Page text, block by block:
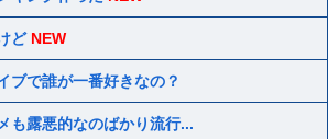
ど NEW
ブで誰が一番好きなの？
も露悪的なのばかり流行...